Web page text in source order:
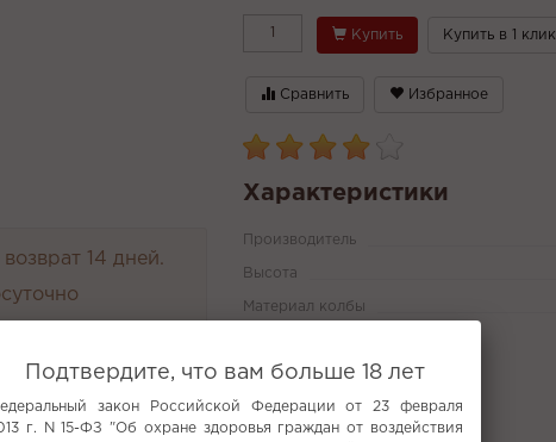
14 дней.
руб.
Купить Купить в 1 клик
Сравнить Избранное
Характеристики
Производитель
Высота
Материал колбы
Популярное
Подтвердите, что вам больше 18 лет
закон Российской Федерации от 23 февраля
г. N 15-ФЗ "Об охране здоровья граждан от воздействия